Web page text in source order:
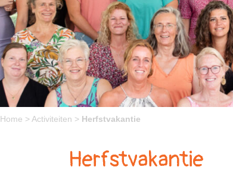
Home > Activiteiten > Herfstvakantie
Herfstvakantie